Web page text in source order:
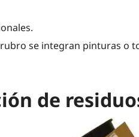
se integran pinturas o
de